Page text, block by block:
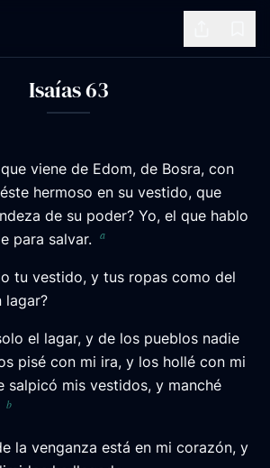
Isaías 63
viene de Edom, de Bosra, con
hermoso en su vestido, que
de su poder? Yo, el que hablo
para salvar. a
tu vestido, y tus ropas como del
lagar?
el lagar, y de los pueblos nadie
pisé con mi ira, y los hollé con mi
salpicó mis vestidos, y manché
b
la venganza está en mi corazón, y